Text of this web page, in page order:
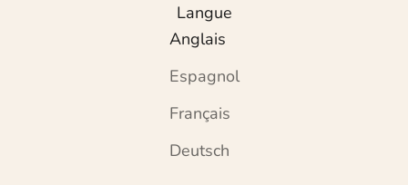
Langue
Anglais
Espagnol
Français
Deutsch